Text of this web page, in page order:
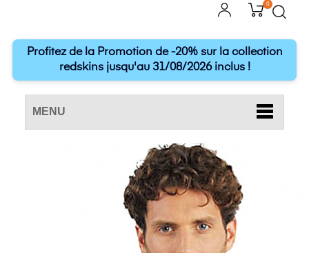
0
Profitez de la Promotion de -20% sur la collection
redskins jusqu'au 31/08/2026 inclus !
MENU